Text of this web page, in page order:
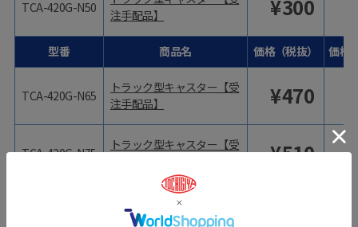
TCA-420G-N50
型番
TCA-420G-N65
TCA-420G-N75
注手配品】
¥300
商品名 価格（税抜） 価格
トラック型キャスター【受
注手配品】
¥470
トラック型キャスター【受
¥510
トラック型キャスター【受
注手配品】(廃止品)